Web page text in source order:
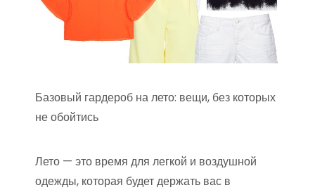
Базовый гардероб на лето: вещи, без которых
не обойтись
Лето — это время для легкой и воздушной
одежды, которая будет держать вас в